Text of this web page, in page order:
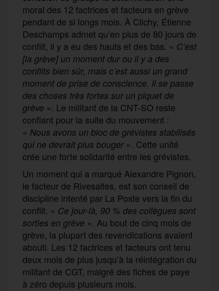
moral des 12 factrices et facteurs en grève
pendant de si longs mois. À Clichy, Étienne
Deschamps admet qu’en plus de 80 jours de
conflit, il y a eu des hauts et des bas. « C’est
[la grève] un moment dur ou il y a des
conflits bien sûr, mais c’est aussi un grand
moment de prise de conscience. Il se passe
des choses très fortes sur un piquet de
grève ». Le militant de la CNT-SO reste
confiant pour la suite du mouvement :
« Nous avons un bloc de grévistes stabilisés
qui ne devrait plus bouger». Cette unité
crée une forte solidarité entre les grévistes.
Un moment qui a marqué Alexandre Pignon,
le facteur de Rivesaltes, est son conseil de
discipline intenté par La Poste vers la fin du
conflit. « Ce jour-là, 90 % des collègues sont
sorties en grève ». Au bout de cinq mois de
grève, la plupart des revendications avaient
abouti. Les 12 factrices et facteurs ont tenu
deux mois de plus jusqu’à la réintégration du
militant de CGT, malgré des fiches de paye
à zéro depuis plusieurs mois.